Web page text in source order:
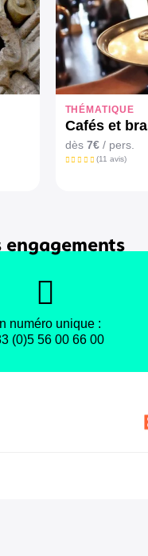
THÉMATIQUE
Cafés et
dès 7€/ pers.
(11 avis)
engagements
numéro unique :
(0)5 56 00 66 00